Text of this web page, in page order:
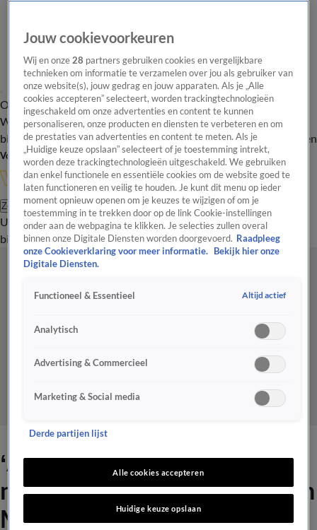
Overzicht Onze programma's Uitzendingen Onze gezichten
In de
WandelgangenInterviewsUitzending
bijwonenPodcastShopVeelgestelde vragenKijkersvraag insturen
Volg Vandaag Inside
Zoeken
UitzendingenVandaag InsideDe OranjezomerShopUitzending
bijwonen
‘Ajax onderzoekt niet één,
maar meerdere transfers van
Mislintat’
Jouw cookievoorkeuren
Wij en onze28 partners gebruiken cookies en vergelijkbare
technieken om informatie te verzamelen over jou als gebruiker van
onze website(s), jouw gedrag en jouw apparaten. Als je „Alle
cookies accepteren” selecteert, worden trackingtechnologieën
ingeschakeld om onze advertenties en content te kunnen
personaliseren, onze producten en diensten te verbeteren en om
de prestaties van advertenties en content te meten. Als je
„Huidige keuze opslaan” selecteert of je toestemming intrekt,
worden deze trackingtechnologieën uitgeschakeld. We gebruiken
dan enkel functionele en essentiële cookies om de website goed te
laten functioneren en veilig te houden. Je kunt dit menu op ieder
moment opnieuw openen om je keuzes te wijzigen of om je
toestemming in te trekken door op de link Cookie-instellingen
onder aan de webpagina te klikken. Je selecties zullen overal
binnen onze Digitale Diensten worden doorgevoerd. Raadpleeg
onze Cookieverklaring voor meer informatie.
Bekijk hier onze
Digitale Diensten.
Functioneel & Essentieel Altijd actief
Analytisch
Advertising & Commercieel
Marketing & Social media
Derde partijen lijst
Alle cookies accepteren
Huidige keuze opslaan